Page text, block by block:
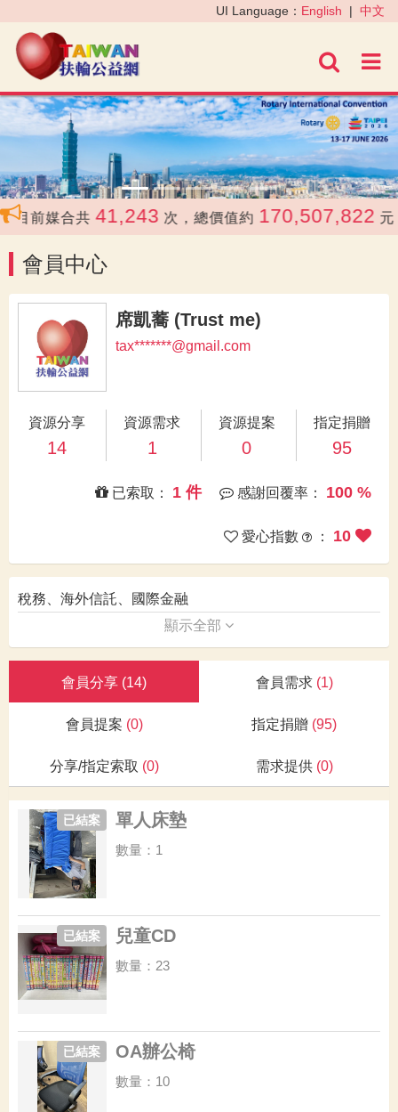
進階
UI Language： English | 中文
‹ ›
前媒合共 41,243 次，總價值約 170,507,822 元
會員中心
席凱蕎 (Trust me)
tax*******@gmail.com
資源分享
14
資源需求
1
資源提案
0
指定捐贈
95
感謝回覆率： 100 %
已索取： 1 件
愛心指數 ： 10
稅務、海外信託、國際金融
顯示全部
會員分享 (14) 會員需求 (1)
會員提案 (0) 指定捐贈 (95)
分享/指定索取 (0) 需求提供 (0)
單人床墊
已結案
數量：1
兒童CD
已結案
數量：23
OA辦公椅
已結案
數量：10